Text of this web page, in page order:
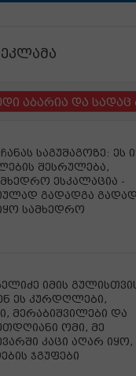
და სადაც
საგუშაგოზე: ეს
შესრულება,
ესკალაცია -
გადადგა
სამხედრო
იმის
ეს კურდღლები,
მერაბიშვილები და
ომი, მე
კაცი აღარ იყო,
ჯგუფები